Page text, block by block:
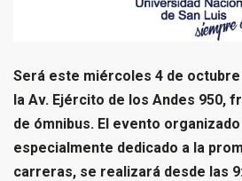
Será este miércoles 4 de
la Av. Ejército de los Andes 950,
de ómnibus. El evento organizado
especialmente dedicado a la
carreras, se realizará desde las